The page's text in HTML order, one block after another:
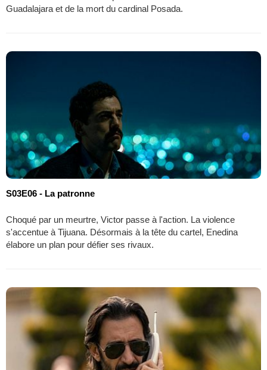
Guadalajara et de la mort du cardinal Posada.
S03E06 - La patronne
Choqué par un meurtre, Victor passe à l'action. La violence
s'accentue à Tijuana. Désormais à la tête du cartel, Enedina
élabore un plan pour défier ses rivaux.